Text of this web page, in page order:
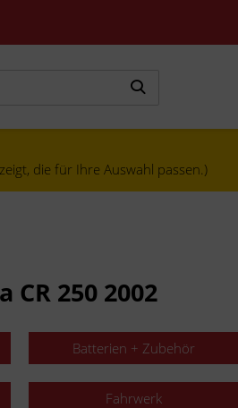
die für Ihre Auswahl passen.)
CR 250 2002
Batterien + Zubehör
Fahrwerk